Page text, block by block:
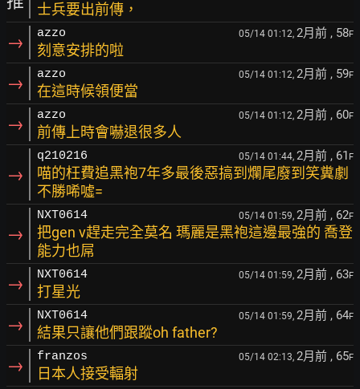
士兵要出前傳，
→ azzo 05/14 01:12, 2月前 , 58F
刻意安排的啦
→ azzo 05/14 01:12, 2月前 , 59F
在這時候領便當
→ azzo 05/14 01:12, 2月前 , 60F
前傳上時會嚇退很多人
→
q210216 05/14 01:44, 2月前 , 61 F
喵的枉費追黑袍7年多最後惡搞到爛尾廢到笑糞劇
不勝唏噓=
→
NXT0614 05/14 01:59, 2月前 , 62F
把gen v趕走完全莫名 瑪麗是黑袍這邊最強的 喬登
能力也屌
→ NXT0614 05/14 01:59, 2月前 , 63F
打星光
→ NXT0614 05/14 01:59, 2月前 , 64F
結果只讓他們跟蹤oh father?
→ franzos 05/14 02:13, 2月前 , 65F
日本人接受輻射